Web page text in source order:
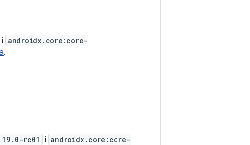
i androidx.core:core-
.
rc01 i androidx.core:core-